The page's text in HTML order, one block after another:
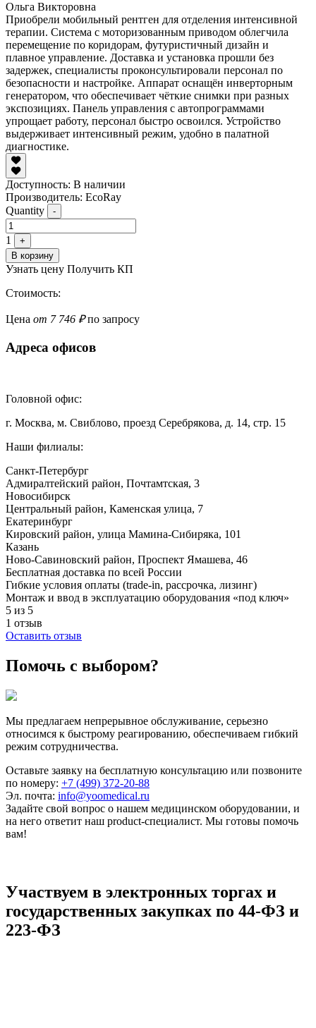
Ольга Викторовна
Приобрели мобильный рентген для отделения интенсивной
терапии. Система с моторизованным приводом облегчила
перемещение по коридорам, футуристичный дизайн и
плавное управление. Доставка и установка прошли без
задержек, специалисты проконсультировали персонал по
безопасности и настройке. Аппарат оснащён инверторным
генератором, что обеспечивает чёткие снимки при разных
экспозициях. Панель управления с автопрограммами
упрощает работу, персонал быстро освоился. Устройство
выдерживает интенсивный режим, удобно в палатной
диагностике.
Доступность: В наличии
Производитель: EcoRay
Quantity
-
1
+
В корзину
Узнать цену Получить КП
Стоимость:
Цена от 7 746 ₽по запросу
Адреса офисов
Головной офис:
г. Москва, м. Свиблово, проезд Серебрякова, д. 14, стр. 15
Наши филиалы:
Санкт-Петербург
Адмиралтейский район, ​Почтамтская, 3
Новосибирск
Центральный район, Каменская улица, 7
Екатеринбург
Кировский район, улица Мамина-Сибиряка, 101
Казань
Ново-Савиновский район, ​Проспект Ямашева, 46
Бесплатная доставка по всей России
Гибкие условия оплаты (trade-in, рассрочка, лизинг)
Монтаж и ввод в эксплуатацию оборудования «под ключ»
5 из 5
1 отзыв
Оставить отзыв
Помочь с выбором?
Мы предлагаем непрерывное обслуживание, серьезно
относимся к быстрому реагированию, обеспечиваем гибкий
режим сотрудничества.
Оставьте заявку на бесплатную консультацию или позвоните
по номеру: +7 (499) 372-20-88
Эл. почта: info@yoomedical.ru
Задайте свой вопрос о нашем медицинском оборудовании, и
на него ответит наш product-специалист. Мы готовы помочь
вам!
Участвуем в электронных торгах и
государственных закупках по 44-ФЗ и
223-ФЗ